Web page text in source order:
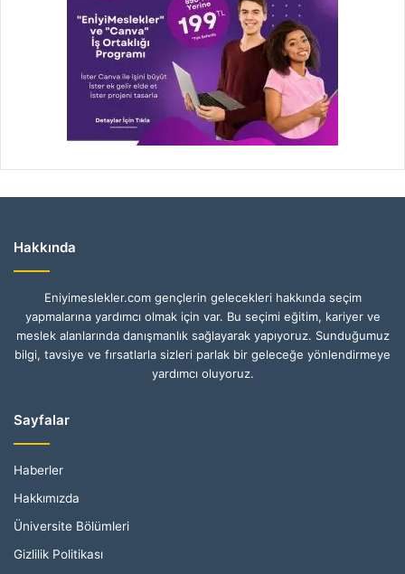
Hakkında
Eniyimeslekler.com gençlerin gelecekleri hakkında seçim
yapmalarına yardımcı olmak için var. Bu seçimi eğitim, kariyer ve
meslek alanlarında danışmanlık sağlayarak yapıyoruz. Sunduğumuz
bilgi, tavsiye ve fırsatlarla sizleri parlak bir geleceğe yönlendirmeye
yardımcı oluyoruz.
Sayfalar
Haberler
Hakkımızda
Üniversite Bölümleri
Gizlilik Politikası